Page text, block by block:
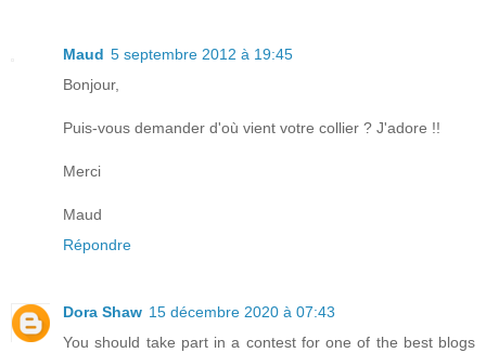
Maud 5 septembre 2012 à 19:45
Bonjour,
Puis-vous demander d'où vient votre collier ? J'adore !!
Merci
Maud
Répondre
Dora Shaw 15 décembre 2020 à 07:43
You should take part in a contest for one of the best blogs